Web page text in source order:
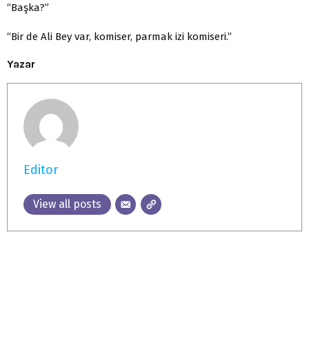
“Başka?”
“Bir de Ali Bey var, komiser, parmak izi komiseri.”
Yazar
Editor
View all posts